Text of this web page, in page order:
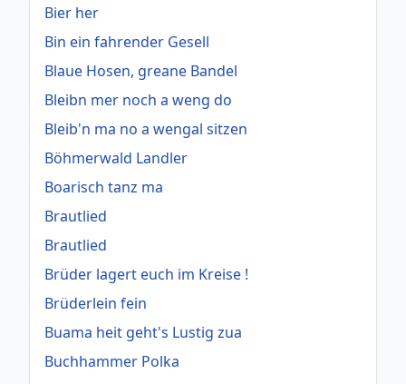
Bier her
Bin ein fahrender Gesell
Blaue Hosen, greane Bandel
Bleibn mer noch a weng do
Bleib'n ma no a wengal sitzen
Böhmerwald Landler
Boarisch tanz ma
Brautlied
Brautlied
Brüder lagert euch im Kreise !
Brüderlein fein
Buama heit geht's Lustig zua
Buchhammer Polka